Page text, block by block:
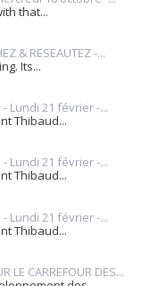
that...
& RESEAUTEZ -...
Its...
Lundi 21 février -...
Thibaud...
Lundi 21 février -...
Thibaud...
Lundi 21 février -...
Thibaud...
LE CARREFOUR DES...